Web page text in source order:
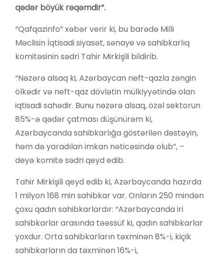
qədər böyük rəqəmdir”.
“Qafqazinfo” xəbər verir ki, bu barədə Milli
Məclisin İqtisadi siyasət, sənaye və sahibkarlıq
komitəsinin sədri Tahir Mirkişili bildirib.
“Nəzərə alsaq ki, Azərbaycan neft-qazla zəngin
ölkədir və neft-qaz dövlətin mülkiyyətində olan
iqtisadi sahədir. Bunu nəzərə alsaq, özəl sektorun
85%-ə qədər çatması düşünürəm ki,
Azərbaycanda sahibkarlığa göstərilən dəstəyin,
həm də yaradılan imkan nəticəsində olub”, –
deyə komitə sədri qeyd edib.
Tahir Mirkişili qeyd edib ki, Azərbaycanda hazırda
1 milyon 168 min sahibkar var. Onların 250 mindən
çoxu qadın sahibkarlardır: “Azərbaycanda iri
sahibkarlar arasında təəssüf ki, qadın sahibkarlar
yoxdur. Orta sahibkarların təxminən 8%-i, kiçik
sahibkarların da təxminən 16%-i,